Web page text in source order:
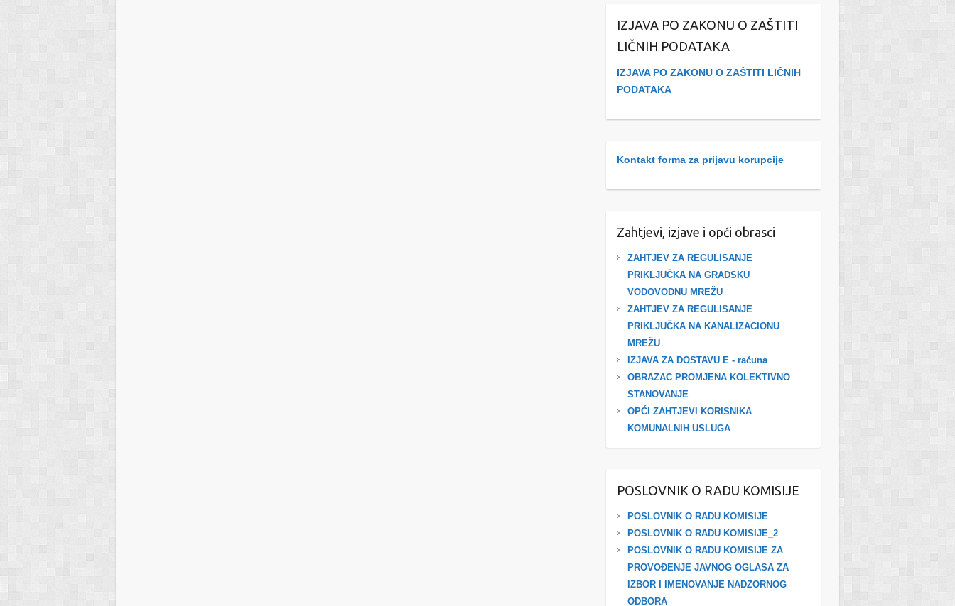
IZJAVA PO ZAKONU O ZAŠTITI
LIČNIH PODATAKA
IZJAVA PO ZAKONU O ZAŠTITI LIČNIH
PODATAKA
Kontakt forma za prijavu korupcije
Zahtjevi, izjave i opći obrasci
ZAHTJEV ZA REGULISANJE
PRIKLJUČKA NA GRADSKU
VODOVODNU MREŽU
ZAHTJEV ZA REGULISANJE
PRIKLJUČKA NA KANALIZACIONU
MREŽU
IZJAVA ZA DOSTAVU E - računa
OBRAZAC PROMJENA KOLEKTIVNO
STANOVANJE
OPĆI ZAHTJEVI KORISNIKA
KOMUNALNIH USLUGA
POSLOVNIK O RADU KOMISIJE
POSLOVNIK O RADU KOMISIJE
POSLOVNIK O RADU KOMISIJE_2
POSLOVNIK O RADU KOMISIJE ZA
PROVOĐENJE JAVNOG OGLASA ZA
IZBOR I IMENOVANJE NADZORNOG
ODBORA